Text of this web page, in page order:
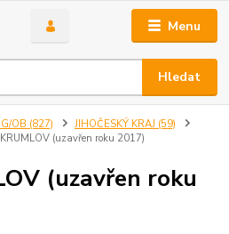
Menu
Hledat
OB (827)
JIHOČESKÝ KRAJ (59)
(uzavřen roku 2017)
(uzavřen roku